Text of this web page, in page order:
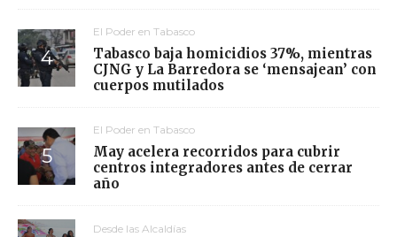
El Poder en Tabasco
Tabasco baja homicidios 37%, mientras
CJNG y La Barredora se ‘mensajean’ con
cuerpos mutilados
El Poder en Tabasco
May acelera recorridos para cubrir
centros integradores antes de cerrar
año
Desde las Alcaldías